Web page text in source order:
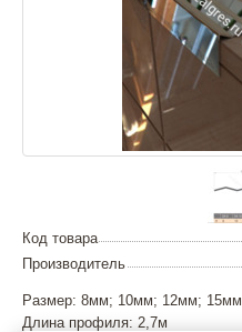
Код товара
Производитель
Размер: 8мм; 10мм; 12мм; 15мм
Длина профиля: 2,7м